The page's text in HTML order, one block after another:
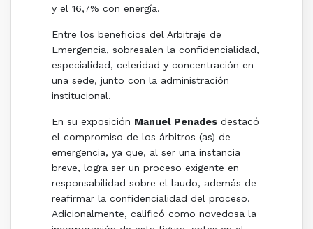
y el 16,7% con energía.
Entre los beneficios del Arbitraje de
Emergencia, sobresalen la confidencialidad,
especialidad, celeridad y concentración en
una sede, junto con la administración
institucional.
En su exposición Manuel Penadesdestacó
el compromiso de los árbitros (as) de
emergencia, ya que, al ser una instancia
breve, logra ser un proceso exigente en
responsabilidad sobre el laudo, además de
reafirmar la confidencialidad del proceso.
Adicionalmente, calificó como novedosa la